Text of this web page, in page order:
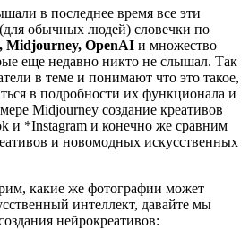
в последнее время все эти
обычных людей) словечки по
Midjourney, OpenAI и множество
еще недавно никто не слышал. Так
в теме и понимают что это такое,
в подробности их функционала и
Midjourney создание креативов
и *Instagram и конечно же сравним
и новомодных искусственных
какие же фотографии может
интеллект, давайте мы
нейрокреативов: